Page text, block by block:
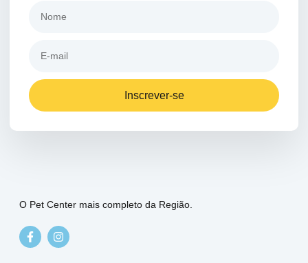
Inscrever-se
O Pet Center mais completo da Região.